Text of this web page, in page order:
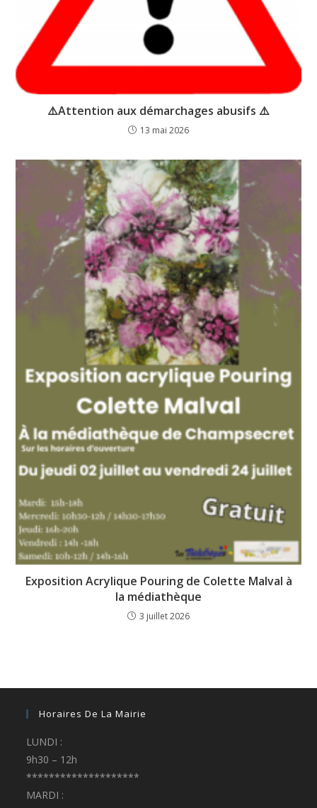
⚠️Attention aux démarchages abusifs ⚠️
13 mai 2026
Exposition Acrylique Pouring de Colette Malval à
la médiathèque
3 juillet 2026
Horaires De La Mairie
LUNDI :
9h30 – 12h
********************
MARDI :